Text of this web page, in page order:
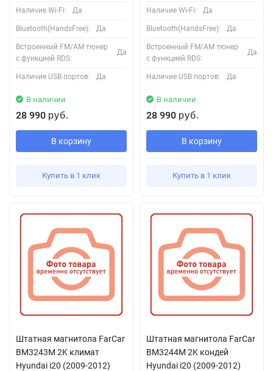
Наличие Wi-Fi: Да
Bluetooth(HandsFree): Да
Встроенный FM/AM тюнер
с функцией RDS:
Да
Наличие USB портов: Да
В наличии
28 990 руб.
В корзину
Купить в 1 клик
Наличие Wi-Fi: Да
Bluetooth(HandsFree): Да
Встроенный FM/AM тюнер
с функцией RDS:
Да
Наличие USB портов: Да
В наличии
28 990 руб.
В корзину
Купить в 1 клик
Штатная магнитола FarCar
BM3243M 2K климат
Hyundai i20 (2009-2012)
Штатная магнитола FarCar
BM3244M 2K кондей
Hyundai i20 (2009-2012)